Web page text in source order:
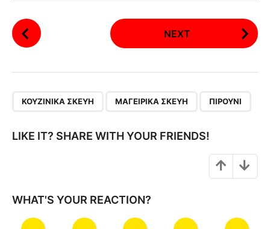
P
o
i
i
NEXT
ΚΟΥΖΙΝΙΚΆ ΣΚΕΎΗ ΜΑΓΕΙΡΙΚΆ ΣΚΕΎΗ ΠΙΡΟΎΝΙ
LIKE IT? SHARE WITH YOUR FRIENDS!
WHAT'S YOUR REACTION?